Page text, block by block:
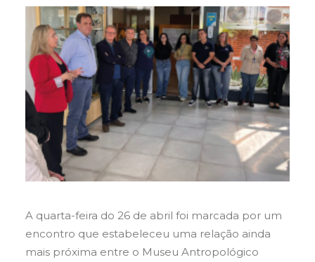
A quarta-feira do 26 de abril foi marcada por um
encontro que estabeleceu uma relação ainda
mais próxima entre o Museu Antropológico